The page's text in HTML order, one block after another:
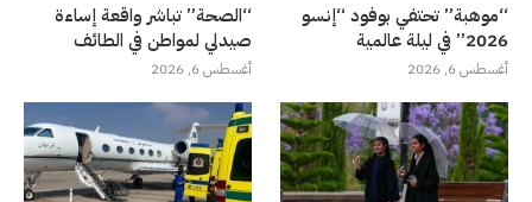
“موهبة” تحتفي بوفود “إنسو
2026” في ليلة عالمية
أغسطس 6, 2026
“الصحة” تباشر واقعة إساءة
صيدلي لمواطن في الطائف
أغسطس 6, 2026